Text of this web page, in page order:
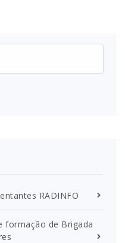
RADINFO
formação de Brigada